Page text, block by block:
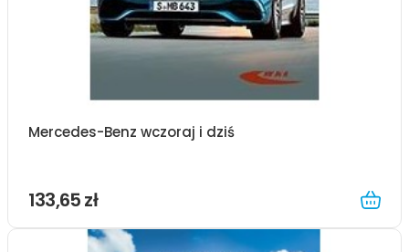
Mercedes-Benz wczoraj i dziś
133,65 zł